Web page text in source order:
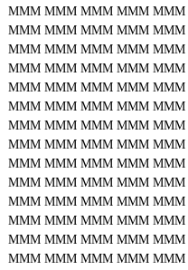
MMM MMM MMM MMM MMM
MMM MMM MMM MMM MMM
MMM MMM MMM MMM MMM
MMM MMM MMM MMM MMM
MMM MMM MMM MMM MMM
MMM MMM MMM MMM MMM
MMM MMM MMM MMM MMM
MMM MMM MMM MMM MMM
MMM MMM MMM MMM MMM
MMM MMM MMM MMM MMM
MMM MMM MMM MMM MMM
MMM MMM MMM MMM MMM
MMM MMM MMM MMM MMM
MMM MMM MMM MMM MMM